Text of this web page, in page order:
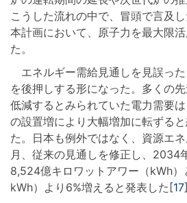
こうした流れの中で、冒頭で言及
本計画において、原子力を最大限
た。
エネルギー需給見通しを見誤っ
を後押しする形になった。多くの
低減するとみられていた電力需要
の設置増により大幅増加に転ずる
た。日本も例外ではなく、資源エ
月、従来の見通しを修正し、2034
8,524億キロワットアワー（kWh
kWh）より6%増えると発表した[17